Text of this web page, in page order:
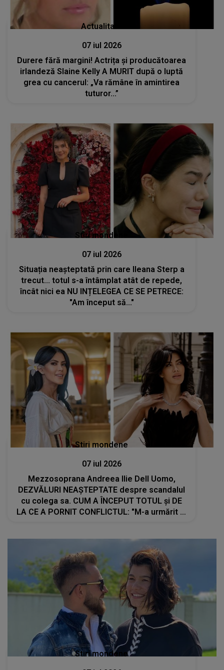
Actualitate
07 iul 2026
Durere fără margini! Actrița și producătoarea
irlandeză Slaine Kelly A MURIT după o luptă
grea cu cancerul: „Va rămâne în amintirea
tuturor...”
Stiri mondene
07 iul 2026
Situația neașteptată prin care Ileana Sterp a
trecut... totul s-a întâmplat atât de repede,
încât nici ea NU INȚELEGEA CE SE PETRECE:
"Am început să..."
Stiri mondene
07 iul 2026
Mezzosoprana Andreea Ilie Dell Uomo,
DEZVĂLURI NEAȘTEPTATE despre scandalul
cu colega sa. CUM A ÎNCEPUT TOTUL și DE
LA CE A PORNIT CONFLICTUL: "M-a urmărit la
Stiri mondene